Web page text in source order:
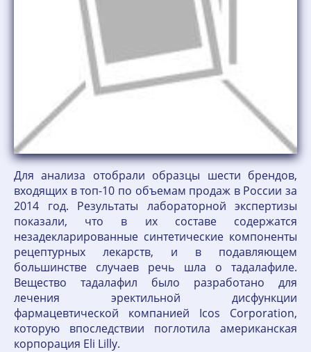
Для анализа отобрали образцы шести брендов,
входящих в топ-10 по объемам продаж в России за
2014 год. Результаты лабораторной экспертизы
показали, что в их составе содержатся
незадекларированные синтетические компоненты
рецептурных лекарств, и в подавляющем
большинстве случаев речь шла о тадалафиле.
Вещество тадалафил было разработано для
лечения эректильной дисфункции
фармацевтической компанией Icos Corporation,
которую впоследствии поглотила американская
корпорация Eli Lilly.